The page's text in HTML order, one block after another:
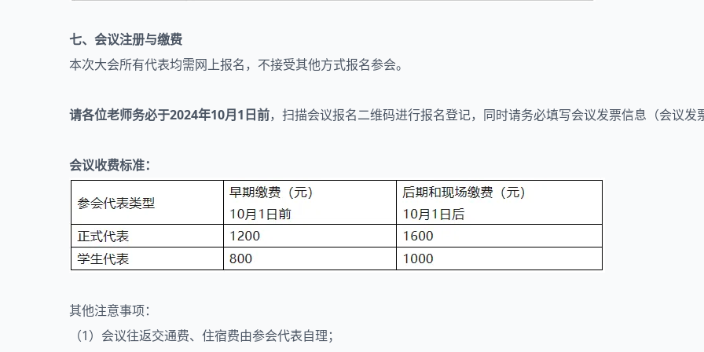
七、会议注册与缴费
本次大会所有代表均需网上报名，不接受其他方式报名参会。
请各位老师务必于2024年10月1日前，扫描会议报名二维码进行报名登记，同时请务必填写会议发票信息（会议发
会议收费标准：
其他注意事项：
（1）会议往返交通费、住宿费由参会代表自理；